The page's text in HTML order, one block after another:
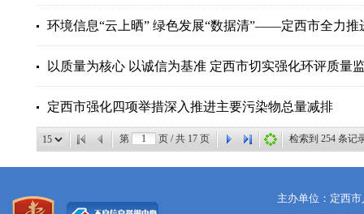
环境信息“云上晒” 绿色发展“数据清”——定西市全力推
以质量为核心 以诚信为基准 定西市切实强化环评质量
定西市强化四项举措深入推进主要污染物总量减排
第 页 / 共 17 页 检索到 254 条记
主办单位：定西